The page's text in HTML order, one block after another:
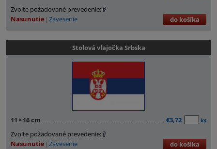
Zvoľte požadované prevedenie:
Nasunutie Zavesenie do košíka
Stolová vlajočka Srbska
11 × 16 cm €3,72 ks
Zvoľte požadované prevedenie:
Nasunutie Zavesenie do košíka